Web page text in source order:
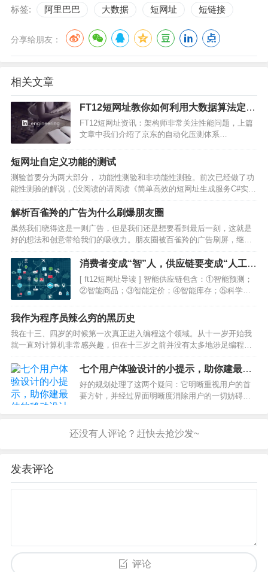
标签: 阿里巴巴 大数据 短网址 短链接
分享给朋友：
相关文章
FT12短网址教你如何利用大数据算法定位
网站性能瓶颈(BOSS)
FT12短网址资讯：架构师非常关注性能问题，上篇
文章中我们介绍了京东的自动化压测体系
绍如何通过大数据算法来分析调用数据，自动定位
性能瓶颈。本文由高可用架构翻译。背景我们 FT…
短网址自定义功能的测试
测验首要分为两大部分， 功能性测验和非功能性测验。前次已经做了功
能性测验的解说，(没阅读的请阅读《简单高效的短网址生成服务C#实
现》)下面解说自界说短网址测验和非功能性测验，全面的测验过程，以
确保ft12短网址的各项功能契合用户的需求。…
解析百雀羚的广告为什么刷爆朋友圈
虽然我们晓得这是一则广告，但是我们还是想要看到最后一刻，这就是
好的想法和创意带给我们的吸收力。朋友圈被百雀羚的广告刷屏，继宝
马的H5广告之后，这家降生于1931年的企业再次用一种十分新奇的方式
火爆了整个朋友圈。虽然我们晓得这是一则广告，但是…
消费者变成“智”人，供应链要变成“人工”
智能
[ ft12短网址导读 ] 智能供应链包含：①智能预测；
②智能商品；③智能定价；④智能库存；⑤科学地
技术的风险控制系统，及时预警订单的风险级别
等。图片来自“123rf.com.cn”【编…
我作为程序员辣么穷的黑历史
我在十三、四岁的时候第一次真正进入编程这个领域。从十一岁开始我
就一直对计算机非常感兴趣，但在十三岁之前并没有太多地涉足编程。
那大约是五年前。我记得在中学玩过一个游戏：Runescape。很多时候
游戏都会崩溃，并且会看到一个奇怪的包含外国文字…
七个用户体验设计的小提示，助你建最佳
的移动设计
好的规划处理了这两个疑问：它明晰重视用户的首
要方针，并经过界面明晰度消除用户的一切妨碍。
面的示例中，Soundcloud请求用户登录才能拜访运
用的内容…
发表评论
评论